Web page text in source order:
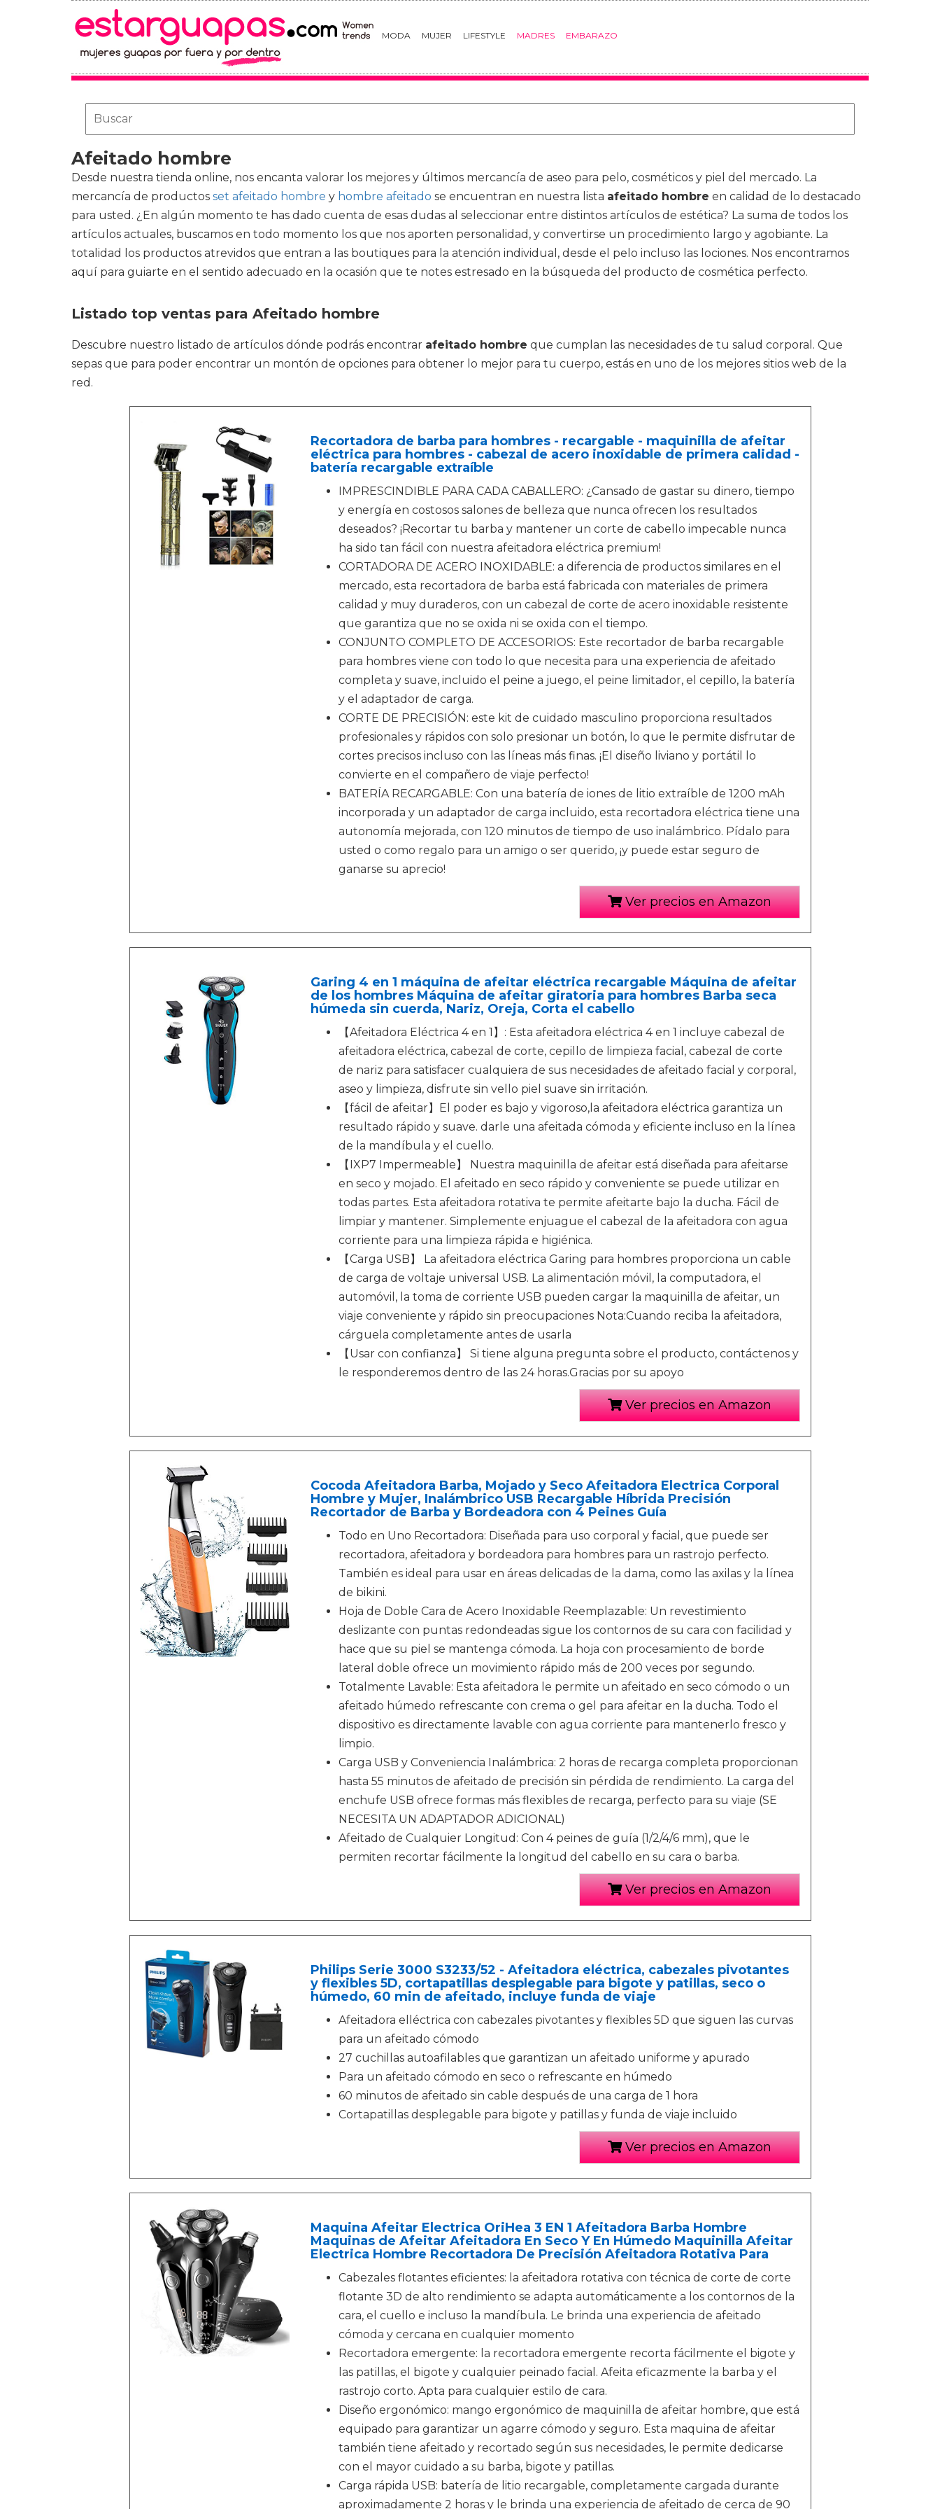
MODA MUJER LIFESTYLE MADRES EMBARAZO
Afeitado hombre
Desde nuestra tienda online, nos encanta valorar los mejores y últimos mercancía de aseo para pelo, cosméticos y piel del mercado. La
mercancía de productos set afeitado hombre y hombre afeitado se encuentran en nuestra lista afeitado hombre en calidad de lo destacado
para usted. ¿En algún momento te has dado cuenta de esas dudas al seleccionar entre distintos artículos de estética? La suma de todos los
artículos actuales, buscamos en todo momento los que nos aporten personalidad, y convertirse un procedimiento largo y agobiante. La
totalidad los productos atrevidos que entran a las boutiques para la atención individual, desde el pelo incluso las lociones. Nos encontramos
aquí para guiarte en el sentido adecuado en la ocasión que te notes estresado en la búsqueda del producto de cosmética perfecto.
Listado top ventas para Afeitado hombre
Descubre nuestro listado de artículos dónde podrás encontrar afeitado hombre que cumplan las necesidades de tu salud corporal. Que
sepas que para poder encontrar un montón de opciones para obtener lo mejor para tu cuerpo, estás en uno de los mejores sitios web de la
red.
Recortadora de barba para hombres - recargable - maquinilla de afeitar
eléctrica para hombres - cabezal de acero inoxidable de primera calidad -
batería recargable extraíble
IMPRESCINDIBLE PARA CADA CABALLERO: ¿Cansado de gastar su dinero, tiempo
y energía en costosos salones de belleza que nunca ofrecen los resultados
deseados? ¡Recortar tu barba y mantener un corte de cabello impecable nunca
ha sido tan fácil con nuestra afeitadora eléctrica premium!
CORTADORA DE ACERO INOXIDABLE: a diferencia de productos similares en el
mercado, esta recortadora de barba está fabricada con materiales de primera
calidad y muy duraderos, con un cabezal de corte de acero inoxidable resistente
que garantiza que no se oxida ni se oxida con el tiempo.
CONJUNTO COMPLETO DE ACCESORIOS: Este recortador de barba recargable
para hombres viene con todo lo que necesita para una experiencia de afeitado
completa y suave, incluido el peine a juego, el peine limitador, el cepillo, la batería
y el adaptador de carga.
CORTE DE PRECISIÓN: este kit de cuidado masculino proporciona resultados
profesionales y rápidos con solo presionar un botón, lo que le permite disfrutar de
cortes precisos incluso con las líneas más finas. ¡El diseño liviano y portátil lo
convierte en el compañero de viaje perfecto!
BATERÍA RECARGABLE: Con una batería de iones de litio extraíble de 1200 mAh
incorporada y un adaptador de carga incluido, esta recortadora eléctrica tiene una
autonomía mejorada, con 120 minutos de tiempo de uso inalámbrico. Pídalo para
usted o como regalo para un amigo o ser querido, ¡y puede estar seguro de
ganarse su aprecio!
Ver precios en Amazon
Garing 4 en 1 máquina de afeitar eléctrica recargable Máquina de afeitar
de los hombres Máquina de afeitar giratoria para hombres Barba seca
húmeda sin cuerda, Nariz, Oreja, Corta el cabello
【Afeitadora Eléctrica 4 en 1】: Esta afeitadora eléctrica 4 en 1 incluye cabezal de
afeitadora eléctrica, cabezal de corte, cepillo de limpieza facial, cabezal de corte
de nariz para satisfacer cualquiera de sus necesidades de afeitado facial y corporal,
aseo y limpieza, disfrute sin vello piel suave sin irritación.
【fácil de afeitar】El poder es bajo y vigoroso,la afeitadora eléctrica garantiza un
resultado rápido y suave. darle una afeitada cómoda y eficiente incluso en la línea
de la mandíbula y el cuello.
【IXP7 Impermeable】 Nuestra maquinilla de afeitar está diseñada para afeitarse
en seco y mojado. El afeitado en seco rápido y conveniente se puede utilizar en
todas partes. Esta afeitadora rotativa te permite afeitarte bajo la ducha. Fácil de
limpiar y mantener. Simplemente enjuague el cabezal de la afeitadora con agua
corriente para una limpieza rápida e higiénica.
【Carga USB】 La afeitadora eléctrica Garing para hombres proporciona un cable
de carga de voltaje universal USB. La alimentación móvil, la computadora, el
automóvil, la toma de corriente USB pueden cargar la maquinilla de afeitar, un
viaje conveniente y rápido sin preocupaciones Nota:Cuando reciba la afeitadora,
cárguela completamente antes de usarla
【Usar con confianza】 Si tiene alguna pregunta sobre el producto, contáctenos y
le responderemos dentro de las 24 horas.Gracias por su apoyo
Ver precios en Amazon
Cocoda Afeitadora Barba, Mojado y Seco Afeitadora Electrica Corporal
Hombre y Mujer, Inalámbrico USB Recargable Híbrida Precisión
Recortador de Barba y Bordeadora con 4 Peines Guía
Todo en Uno Recortadora: Diseñada para uso corporal y facial, que puede ser
recortadora, afeitadora y bordeadora para hombres para un rastrojo perfecto.
También es ideal para usar en áreas delicadas de la dama, como las axilas y la línea
de bikini.
Hoja de Doble Cara de Acero Inoxidable Reemplazable: Un revestimiento
deslizante con puntas redondeadas sigue los contornos de su cara con facilidad y
hace que su piel se mantenga cómoda. La hoja con procesamiento de borde
lateral doble ofrece un movimiento rápido más de 200 veces por segundo.
Totalmente Lavable: Esta afeitadora le permite un afeitado en seco cómodo o un
afeitado húmedo refrescante con crema o gel para afeitar en la ducha. Todo el
dispositivo es directamente lavable con agua corriente para mantenerlo fresco y
limpio.
Carga USB y Conveniencia Inalámbrica: 2 horas de recarga completa proporcionan
hasta 55 minutos de afeitado de precisión sin pérdida de rendimiento. La carga del
enchufe USB ofrece formas más flexibles de recarga, perfecto para su viaje (SE
NECESITA UN ADAPTADOR ADICIONAL)
Afeitado de Cualquier Longitud: Con 4 peines de guía (1/2/4/6 mm), que le
permiten recortar fácilmente la longitud del cabello en su cara o barba.
Ver precios en Amazon
Philips Serie 3000 S3233/52 - Afeitadora eléctrica, cabezales pivotantes
y flexibles 5D, cortapatillas desplegable para bigote y patillas, seco o
húmedo, 60 min de afeitado, incluye funda de viaje
Afeitadora elléctrica con cabezales pivotantes y flexibles 5D que siguen las curvas
para un afeitado cómodo
27 cuchillas autoafilables que garantizan un afeitado uniforme y apurado
Para un afeitado cómodo en seco o refrescante en húmedo
60 minutos de afeitado sin cable después de una carga de 1 hora
Cortapatillas desplegable para bigote y patillas y funda de viaje incluido
Ver precios en Amazon
Maquina Afeitar Electrica OriHea 3 EN 1 Afeitadora Barba Hombre
Maquinas de Afeitar Afeitadora En Seco Y En Húmedo Maquinilla Afeitar
Electrica Hombre Recortadora De Precisión Afeitadora Rotativa Para
Cabezales flotantes eficientes: la afeitadora rotativa con técnica de corte de corte
flotante 3D de alto rendimiento se adapta automáticamente a los contornos de la
cara, el cuello e incluso la mandíbula. Le brinda una experiencia de afeitado
cómoda y cercana en cualquier momento
Recortadora emergente: la recortadora emergente recorta fácilmente el bigote y
las patillas, el bigote y cualquier peinado facial. Afeita eficazmente la barba y el
rastrojo corto. Apta para cualquier estilo de cara.
Diseño ergonómico: mango ergonómico de maquinilla de afeitar hombre, que está
equipado para garantizar un agarre cómodo y seguro. Esta maquina de afeitar
también tiene afeitado y recortado según sus necesidades, le permite dedicarse
con el mayor cuidado a su barba, bigote y patillas.
Carga rápida USB: batería de litio recargable, completamente cargada durante
aproximadamente 2 horas y le brinda una experiencia de afeitado de cerca de 90